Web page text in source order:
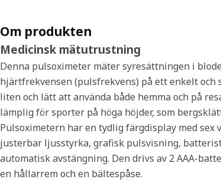
Om produkten
Medicinsk mätutrustning
Denna pulsoximeter mäter syresättningen i
hjärtfrekvensen (pulsfrekvens) på ett enkelt
liten och lätt att använda både hemma och på
lämplig för sporter på höga höjder, som
Pulsoximetern har en tydlig färgdisplay med sex
justerbar ljusstyrka, grafisk pulsvisning,
automatisk avstängning. Den drivs av 2 AAA-
en hållarrem och en bältespåse.